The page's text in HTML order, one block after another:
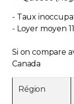
- Taux
- Loyer moyen
Si on compare
Canada
Région